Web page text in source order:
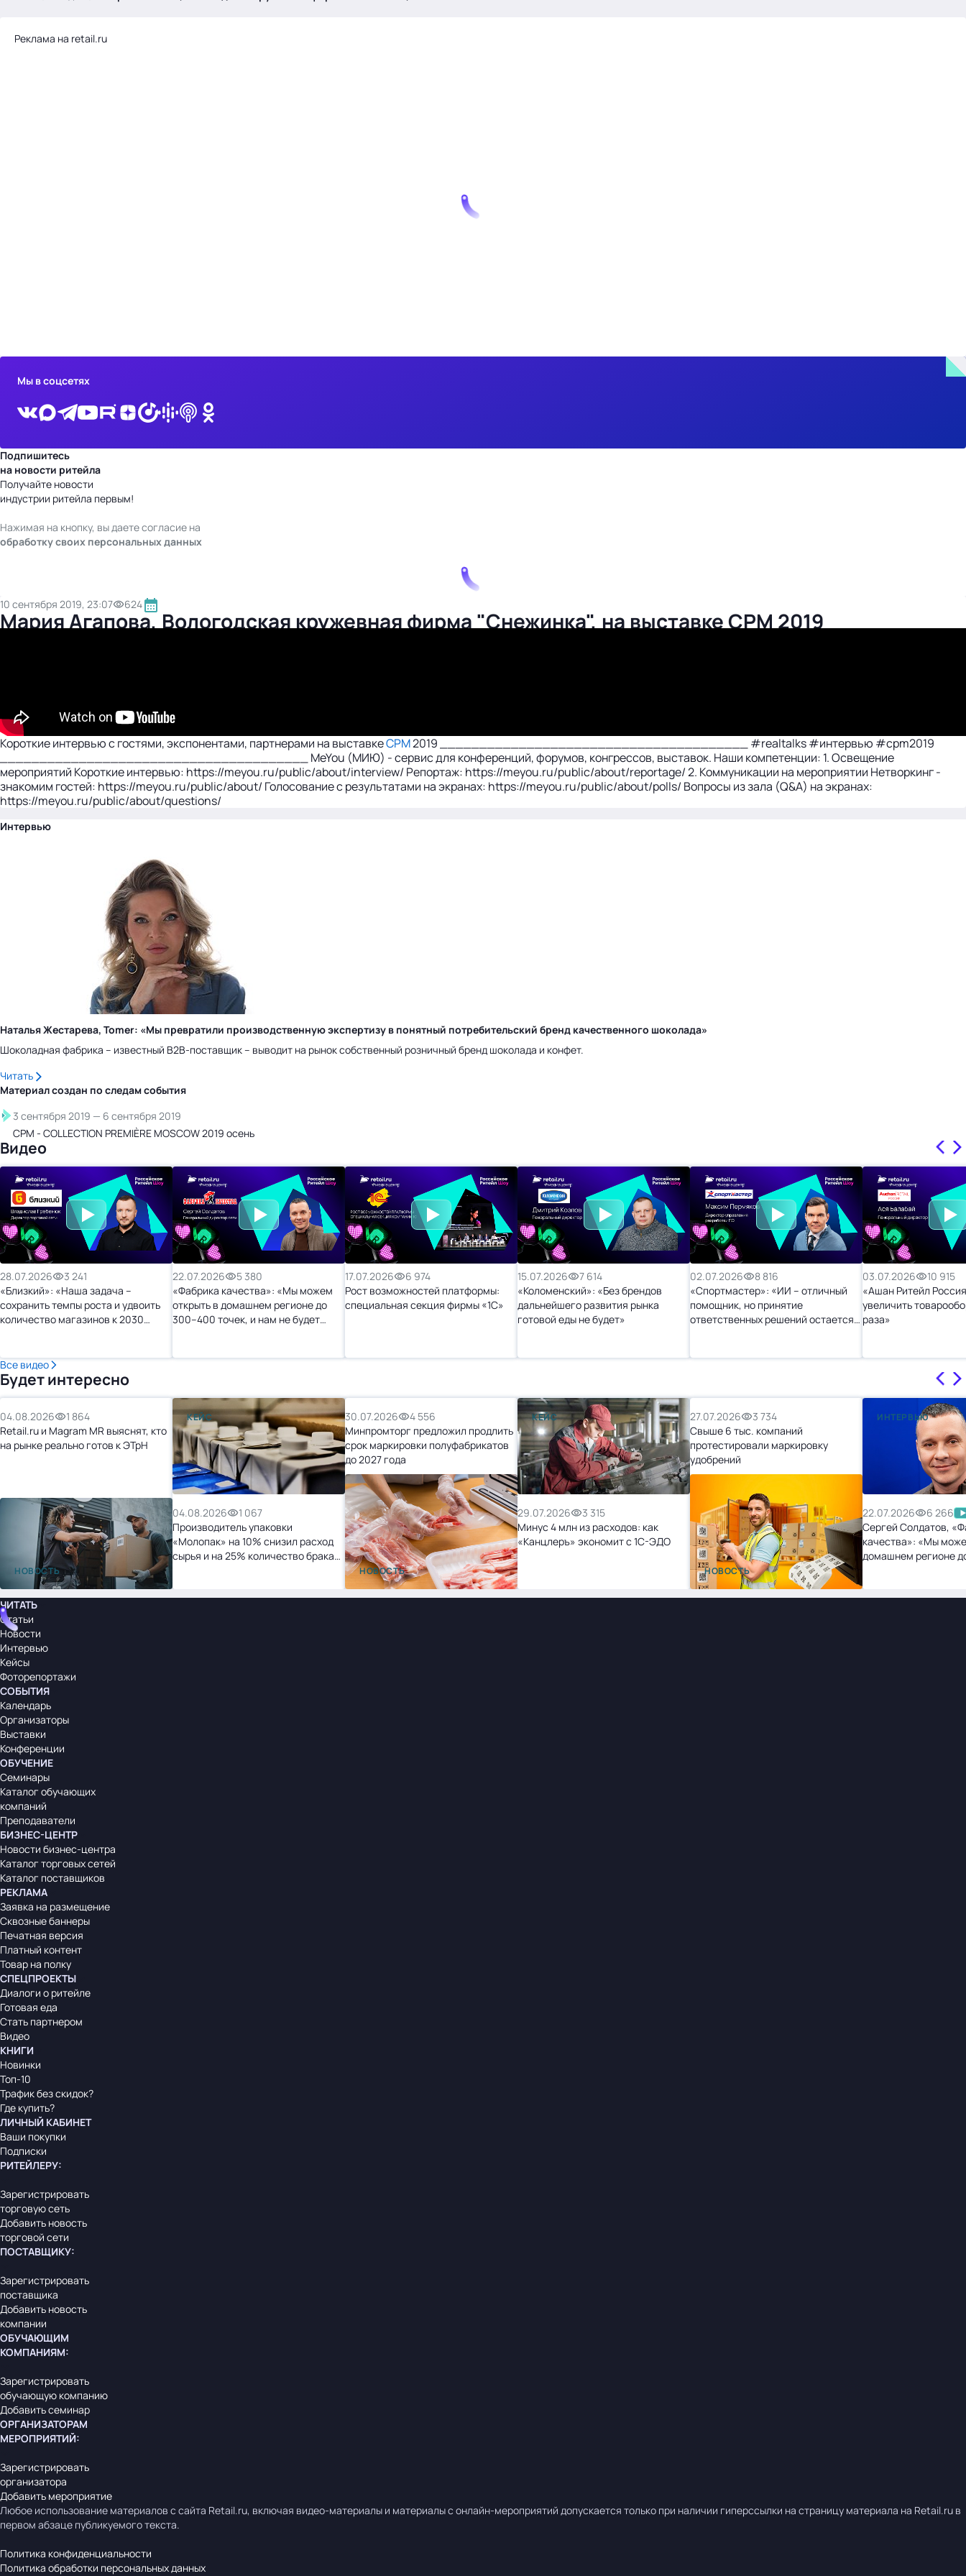
Реклама на retail.ru
Мы в соцсетях
Подпишитесь
на новости ритейла
Получайте новости
индустрии ритейла первым!
Нажимая на кнопку, вы даете согласие на
обработку своих персональных данных
10 сентября 2019, 23:07 624
Мария Агапова, Вологодская кружевная фирма "Снежинка", на выставке CPM 2019
Короткие интервью с гостями, экспонентами, партнерами на выставкеCPM2019 _______________________________________ #realtalks #интервью #cpm2019
_______________________________________ MeYou (МИЮ) - сервис для конференций, форумов, конгрессов, выставок. Наши компетенции: 1. Освещение
мероприятий Короткие интервью: https://meyou.ru/public/about/interview/ Репортаж: https://meyou.ru/public/about/reportage/ 2. Коммуникации на мероприятии Нетворкинг -
знакомим гостей: https://meyou.ru/public/about/ Голосование с результатами на экранах: https://meyou.ru/public/about/polls/ Вопросы из зала (Q&A) на экранах:
https://meyou.ru/public/about/questions/
Интервью
Наталья Жестарева, Tomer: «Мы превратили производственную экспертизу в понятный потребительский бренд качественного шоколада»
Шоколадная фабрика – известный B2B-поставщик – выводит на рынок собственный розничный бренд шоколада и конфет.
Читать
Материал создан по следамсобытия
3 сентября 2019 — 6 сентября 2019
СРМ - COLLECTION PREMIÈRE MOSCOW 2019 осень
Видео
28.07.2026
3 241
«Близкий»: «Наша задача –
сохранить темпы роста и удвоить
количество магазинов к 2030
22.07.2026
5 380
«Фабрика качества»: «Мы можем
открыть в домашнем регионе до
300–400 точек, и нам не будет
17.07.2026
6 974
Рост возможностей платформы:
специальная секция фирмы «1С»
15.07.2026
7 614
«Коломенский»: «Без брендов
дальнейшего развития рынка
готовой еды не будет»
02.07.2026
8 816
«Спортмастер»: «ИИ – отличный
помощник, но принятие
ответственных решений остается
03.07.2026
10 915
«Ашан Ритейл
увеличить
раза»
Все видео
Будет интересно
НОВОСТЬ
04.08.2026
1 864
Retail.ru и Magram MR выяснят, кто
на рынке реально готов к ЭТрН
КЕЙС
04.08.2026
1 067
Производитель упаковки
«Молопак» на 10% снизил расход
сырья и на 25% количество брака
НОВОСТЬ
30.07.2026
4 556
Минпромторг предложил продлить
срок маркировки полуфабрикатов
до 2027 года
КЕЙС
29.07.2026
3 315
Минус 4 млн из расходов: как
«Канцлеръ» экономит с 1С-ЭДО
НОВОСТЬ
27.07.2026
3 734
Свыше 6 тыс. компаний
протестировали маркировку
удобрений
ИНТЕРВЬЮ
22.07.2026
6 266
Сергей Солдатов,
качества»: «Мы
домашнем регионе
ЧИТАТЬ
Статьи
Новости
Интервью
Кейсы
Фоторепортажи
СОБЫТИЯ
Календарь
Организаторы
Выставки
Конференции
ОБУЧЕНИЕ
Семинары
Каталог обучающих
компаний
Преподаватели
БИЗНЕС-ЦЕНТР
Новости бизнес-центра
Каталог торговых сетей
Каталог поставщиков
РЕКЛАМА
Заявка на размещение
Сквозные баннеры
Печатная версия
Платный контент
Товар на полку
СПЕЦПРОЕКТЫ
Диалоги о ритейле
Готовая еда
Стать партнером
Видео
КНИГИ
Новинки
Топ-10
Трафик без скидок?
Где купить?
ЛИЧНЫЙ КАБИНЕТ
Ваши покупки
Подписки
РИТЕЙЛЕРУ:
Зарегистрировать
торговую сеть
Добавить новость
торговой сети
ПОСТАВЩИКУ:
Зарегистрировать
поставщика
Добавить новость
компании
ОБУЧАЮЩИМ
КОМПАНИЯМ:
Зарегистрировать
обучающую компанию
Добавить семинар
ОРГАНИЗАТОРАМ
МЕРОПРИЯТИЙ:
Зарегистрировать
организатора
Добавить мероприятие
Любое использование материалов с сайта Retail.ru, включая видео-материалы и материалы с онлайн-мероприятий допускается только при наличии гиперссылки на страницу материала на Retail.ru в
первом абзаце публикуемого текста.
Политика конфиденциальности
Политика обработки персональных данных